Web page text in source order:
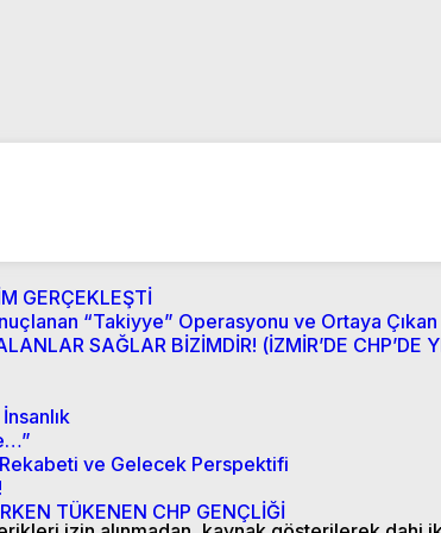
GERÇEKLEŞTİ
“Takiyye” Operasyonu ve Ortaya
SAĞLAR BİZİMDİR! (İZMİR’DE CHP’DE
ve Gelecek Perspektifi
TÜKENEN CHP GENÇLİĞİ